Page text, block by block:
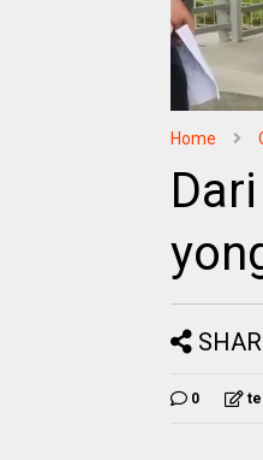
Home
0